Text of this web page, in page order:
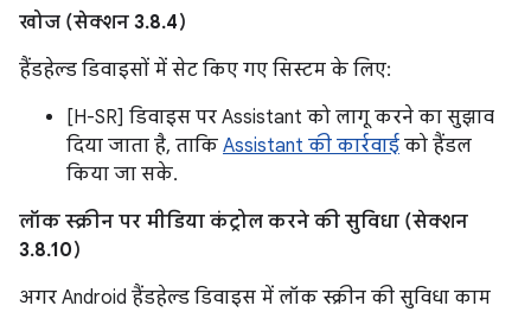
खोज (सेक्शन 3.8.4)
हैंडहेल्ड डिवाइसों में सेट किए गए सिस्टम के लिए:
[H-SR] डिवाइस पर Assistant को लागू करने का सुझाव
दिया जाता है, ताकि Assistant की कार्रवाई को हैंडल
किया जा सके.
लॉक स्क्रीन पर मीडिया कंट्रोल करने की सुविधा (सेक्शन
3.8.10)
अगर Android हैंडहेल्ड डिवाइस में लॉक स्क्रीन की सुविधा काम